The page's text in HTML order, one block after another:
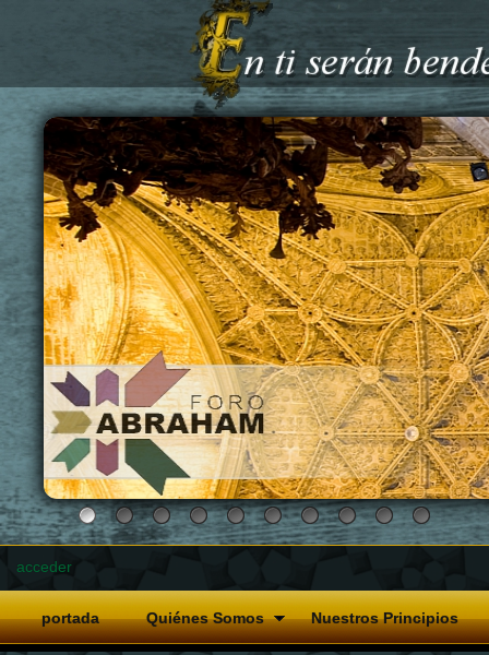
acceder
portada Quiénes Somos Nuestros Principios